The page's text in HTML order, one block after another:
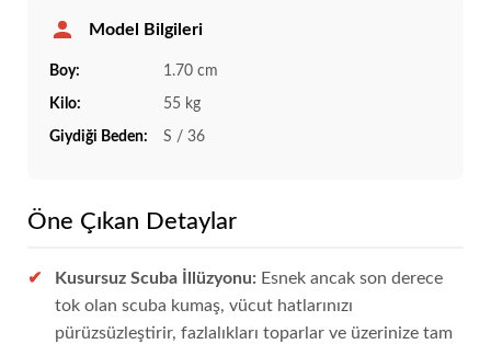
Model Bilgileri
Boy: 1.70 cm
Kilo: 55 kg
Giydiği Beden: S / 36
Öne Çıkan Detaylar
Kusursuz Scuba İllüzyonu: Esnek ancak son derece
tok olan scuba kumaş, vücut hatlarınızı
pürüzsüzleştirir, fazlalıkları toparlar ve üzerinize tam